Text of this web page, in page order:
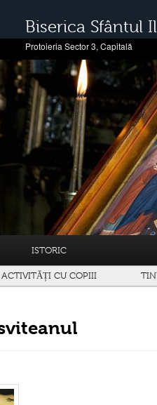
Biserica Sfântul
Protoieria Sector 3, Capitală
ISTORIC
ACTIVITĂȚI CU COPIII